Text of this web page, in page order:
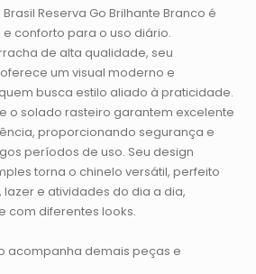
Reserva Go Brilhante Branco é
conforto para o uso diário.
de alta qualidade, seu
um visual moderno e
busca estilo aliado à praticidade.
o solado rasteiro garantem excelente
proporcionando segurança e
períodos de uso. Seu design
torna o chinelo versátil, perfeito
e atividades do dia a dia,
com diferentes looks.
acompanha demais peças e